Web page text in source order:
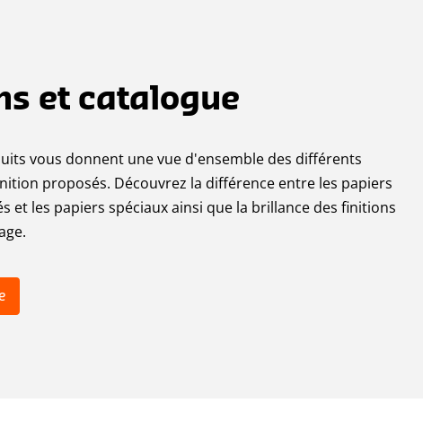
et catalogue
vous donnent une vue d'ensemble des différents
proposés. Découvrez la différence entre les papiers
et les papiers spéciaux ainsi que la brillance des finitions